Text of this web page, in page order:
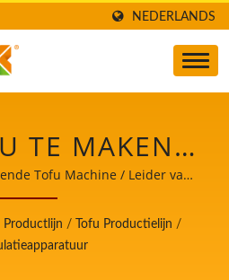
NEDERLANDS
TE MAKEN,
VAN TOFU,
TOFU
TOFU
Tofu Machine / Leider van
en Sojamelkmachines met de
voor voedselveiligheid.
Productlijn / Tofu Productielijn /